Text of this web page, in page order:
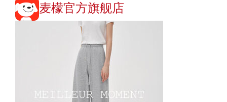
麦檬官方旗舰店